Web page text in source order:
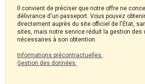
Il convient de préciser que notre offre ne
délivrance d'un passeport. Vous pouvez
directement auprès du site officiel de l'État,
sites, mais notre service réduit la gestion des
nécessaires à son obtention.
Informations précontractuelles.
Gestion des données.